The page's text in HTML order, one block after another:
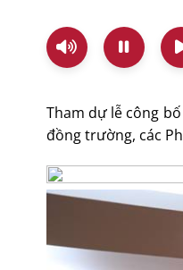
Tham dự lễ công
đồng trường, các